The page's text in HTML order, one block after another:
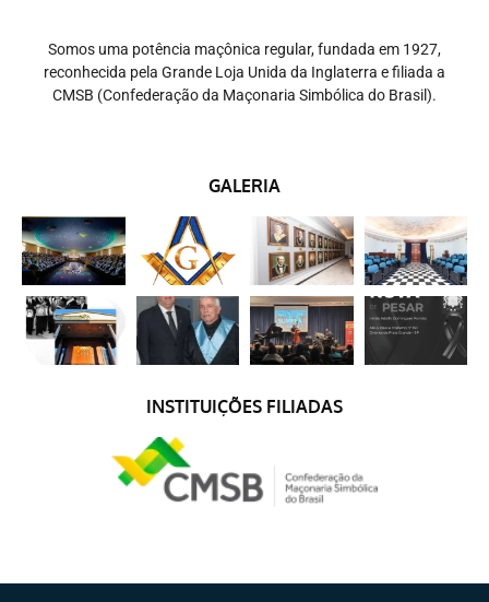
Somos uma potência maçônica regular, fundada em 1927,
reconhecida pela Grande Loja Unida da Inglaterra e filiada a
CMSB (Confederação da Maçonaria Simbólica do Brasil).
GALERIA
INSTITUIÇÕES FILIADAS